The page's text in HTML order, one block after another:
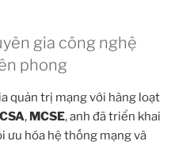
gia công nghệ
phong
quản trị mạng với hàng loạt
, MCSE, anh đã triển khai
ưu hóa hệ thống mạng và